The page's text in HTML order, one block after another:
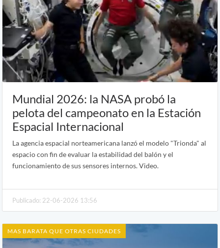
Mundial 2026: la NASA probó la
pelota del campeonato en la Estación
Espacial Internacional
La agencia espacial norteamericana lanzó el modelo "Trionda" al
espacio con fin de evaluar la estabilidad del balón y el
funcionamiento de sus sensores internos. Video.
Publicado: 22-06-2026 13:56
MAS BARATA QUE OTRAS CIUDADES